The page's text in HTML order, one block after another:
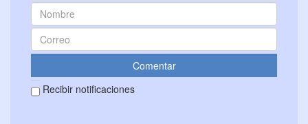
Recibir notificaciones